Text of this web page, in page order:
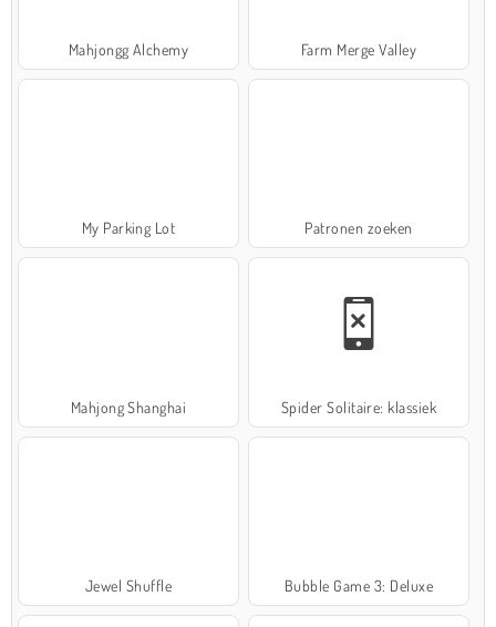
Mahjongg Alchemy Farm Merge Valley
My Parking Lot Patronen zoeken
Mahjong Shanghai Spider Solitaire: klassiek
Jewel Shuffle Bubble Game 3: Deluxe